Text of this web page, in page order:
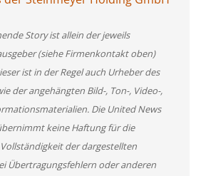
Story ist allein der jeweils
(siehe Firmenkontakt oben)
ist in der Regel auch Urheber des
der angehängten Bild-, Ton-, Video-,
Die United News
keine Haftung für die
der dargestellten
Übertragungsfehlern oder anderen